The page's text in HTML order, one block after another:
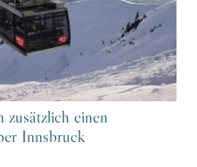
zusätzlich einen
Innsbruck